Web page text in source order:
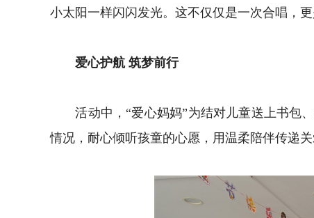
小太阳一样闪闪发光。这不仅仅是一次合唱，
爱心护航 筑梦前行
活动中，“爱心妈妈”为结对儿童送上书包、
情况，耐心倾听孩童的心愿，用温柔陪伴传递